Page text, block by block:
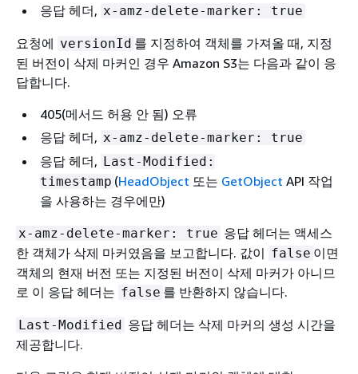
응답 헤더, x-amz-delete-marker: true
요청에 versionId 를 지정하여 객체를 가져올 때, 지정
된 버전이 삭제 마커인 경우 Amazon S3는 다음과 같이 응
답합니다.
405(메서드 허용 안 됨) 오류
응답 헤더, x-amz-delete-marker: true
응답 헤더, Last-Modified:
timestamp (HeadObject 또는 GetObject API 작업
을 사용하는 경우에만)
x-amz-delete-marker: true 응답 헤더는 액세스
한 객체가 삭제 마커였음을 보고합니다. 값이 false 이면
객체의 현재 버전 또는 지정된 버전이 삭제 마커가 아니므
로 이 응답 헤더는 false 를 반환하지 않습니다.
Last-Modified 응답 헤더는 삭제 마커의 생성 시간을
제공합니다.